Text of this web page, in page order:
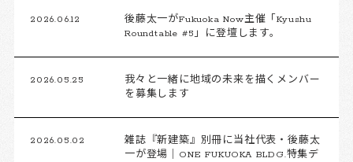
2026.06.12
後藤太一がFukuoka Now主催「Kyushu
Roundtable #5」に登壇します。
2026.05.25
我々と一緒に地域の未来を描くメンバー
を募集します
2026.05.02
雑誌『新建築』別冊に当社代表・後藤太
一が登場｜ONE FUKUOKA BLDG.特集デ